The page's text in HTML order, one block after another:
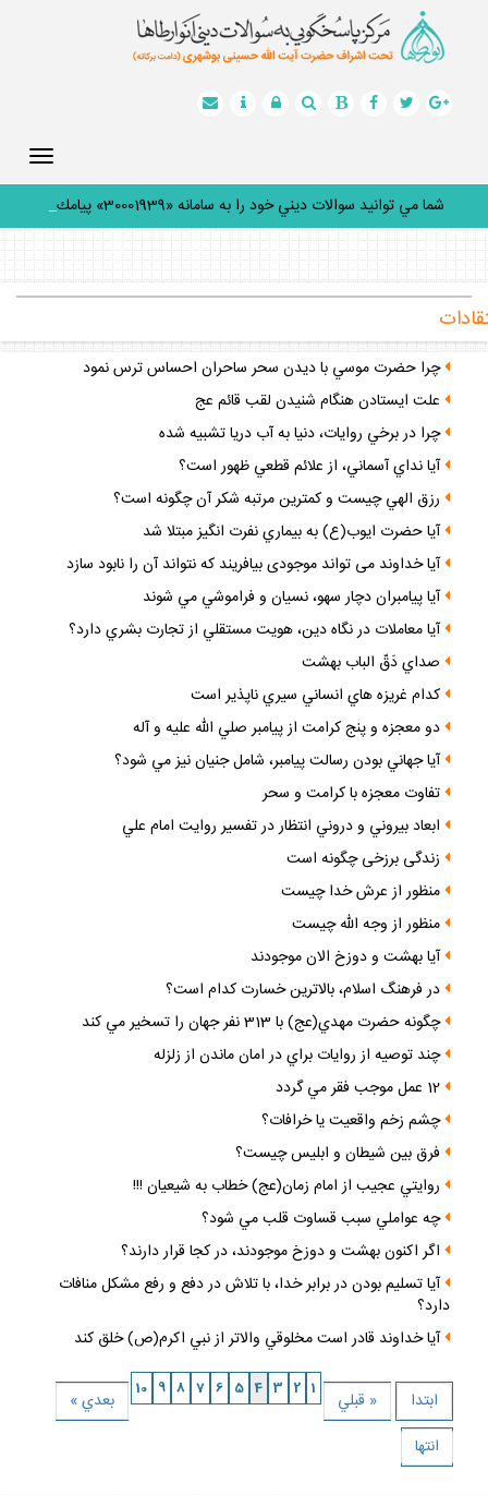
شما مي توانيد سوالات ديني خود را به سامانه «30001939» پيامك
كن_
چرا حضرت موسي با ديدن سحر ساحران احساس ترس نمود
علت ايستادن هنگام شنيدن لقب قائم عج
چرا در برخي روايات، دنيا به آب دريا تشبيه شده
آيا نداي آسماني، از علائم قطعي ظهور است؟
رزق الهي چيست و كمترين مرتبه شكر آن چگونه است؟
آيا حضرت ايوب(ع) به بيماري نفرت انگيز مبتلا شد
آيا خداوند مى تواند موجودى بيافريند كه نتواند آن را نابود سازد
آيا پيامبران دچار سهو، نسيان و فراموشي مي شوند
آيا معاملات در نگاه دين، هويت مستقلي از تجارت بشري دارد؟
صداي دَقّ الباب بهشت
كدام غريزه هاي انساني سيري ناپذير است
دو معجزه و پنج كرامت از پيامبر صلي الله عليه و آله
آيا جهاني بودن رسالت پيامبر، شامل جنيان نيز مي شود؟
تفاوت معجزه با كرامت و سحر
ابعاد بيروني و دروني انتظار در تفسير روايت امام علي
زندگى برزخى چگونه است
منظور از عرش خدا چيست
منظور از وجه اللّه چيست
آيا بهشت و دوزخ الان موجودند
در فرهنگ اسلام، بالاترين خسارت كدام است؟
چگونه حضرت مهدي(عج) با 313 نفر جهان را تسخير مي كند
چند توصيه از روايات براي در امان ماندن از زلزله
چشم زخم واقعيت يا خرافات؟
فرق بين شيطان و ابليس چيست؟
روايتي عجيب از امام زمان(عج) خطاب به شيعيان !!!
چه عواملي سبب قساوت قلب مي شود؟
اگر اكنون بهشت و دوزخ موجودند، در كجا قرار دارند؟
آيا تسليم بودن در برابر خدا، با تلاش در دفع و رفع مشكل منافات
دارد؟
ابتدا « قبلي 1
2
3
4
5
6
7
8
9
10
بعدي »
انتها